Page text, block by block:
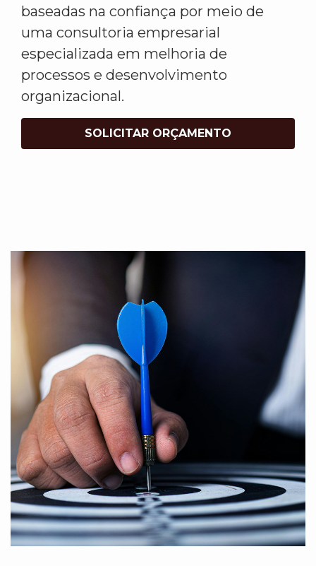
baseadas na confiança por meio de
uma consultoria empresarial
especializada em melhoria de
processos e desenvolvimento
organizacional.
SOLICITAR ORÇAMENTO